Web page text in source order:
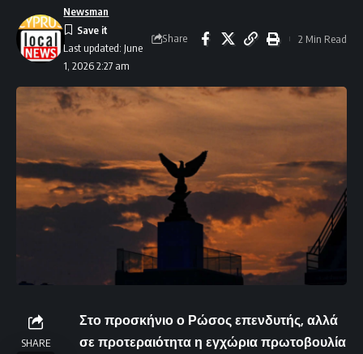
Last updated: June
1, 2026 2:27 am
Newsman
Share 2 Min Read
SHARE
Στο προσκήνιο ο Ρώσος επενδυτής, αλλά
σε προτεραιότητα η εγχώρια πρωτοβουλία